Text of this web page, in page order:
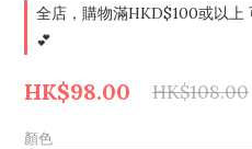
全店，購物滿HKD$100或以上
💕
HK$98.00 HK$108.00
顏色